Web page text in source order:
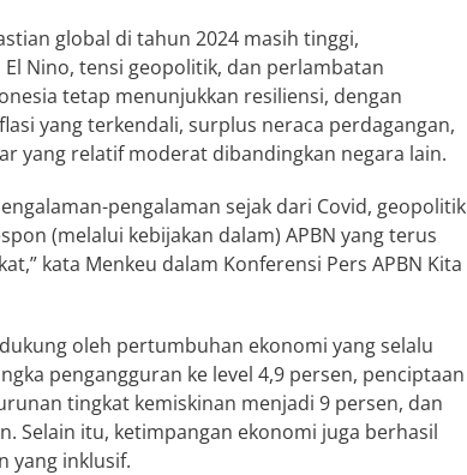
global di tahun 2024 masih tinggi,
Nino, tensi geopolitik, dan perlambatan
tetap menunjukkan resiliensi, dengan
yang terkendali, surplus neraca perdagangan,
yang relatif moderat dibandingkan negara lain.
pengalaman sejak dari Covid, geopolitik
(melalui kebijakan dalam) APBN yang terus
kata Menkeu dalam Konferensi Pers APBN Kita
oleh pertumbuhan ekonomi yang selalu
pengangguran ke level 4,9 persen, penciptaan
tingkat kemiskinan menjadi 9 persen, dan
Selain itu, ketimpangan ekonomi juga berhasil
yang inklusif.